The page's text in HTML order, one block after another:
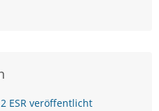
ESR veröffentlicht